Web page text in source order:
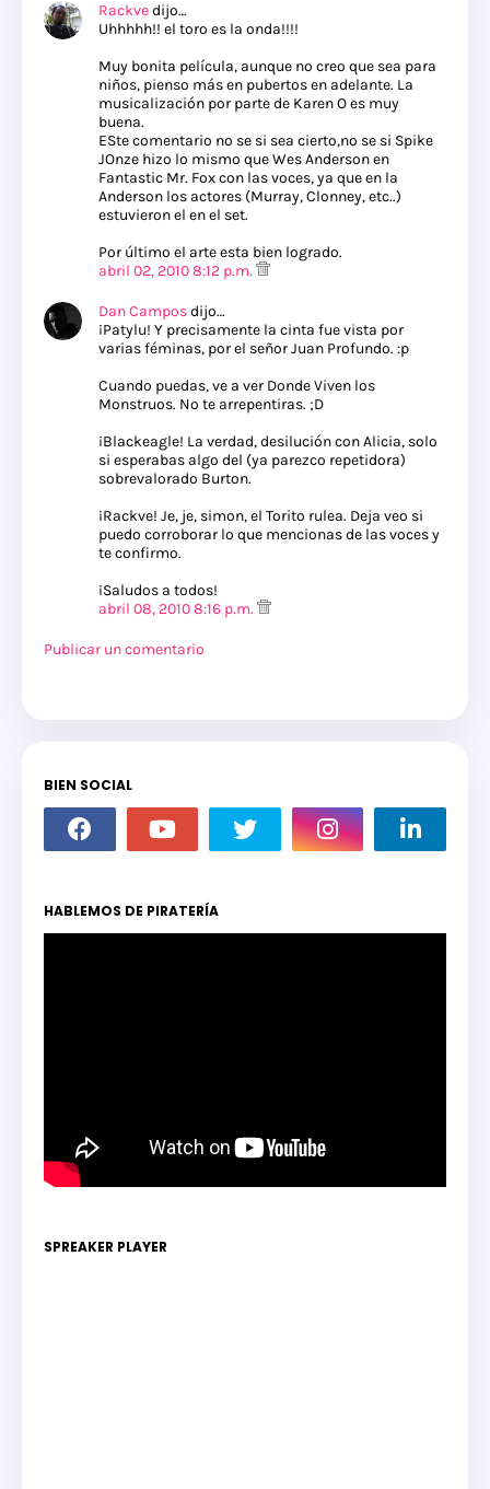
Rackvedijo…
Uhhhhh!! el toro es la onda!!!!
Muy bonita película, aunque no creo que sea para
niños, pienso más en pubertos en adelante. La
musicalización por parte de Karen O es muy
buena.
ESte comentario no se si sea cierto,no se si Spike
JOnze hizo lo mismo que Wes Anderson en
Fantastic Mr. Fox con las voces, ya que en la
Anderson los actores (Murray, Clonney, etc..)
estuvieron el en el set.
Por último el arte esta bien logrado.
abril 02, 2010 8:12 p.m.
Dan Camposdijo…
¡Patylu! Y precisamente la cinta fue vista por
varias féminas, por el señor Juan Profundo. :p
Cuando puedas, ve a ver Donde Viven los
Monstruos. No te arrepentiras. ;D
¡Blackeagle! La verdad, desilución con Alicia, solo
si esperabas algo del (ya parezco repetidora)
sobrevalorado Burton.
¡Rackve! Je, je, simon, el Torito rulea. Deja veo si
puedo corroborar lo que mencionas de las voces y
te confirmo.
¡Saludos a todos!
abril 08, 2010 8:16 p.m.
Publicar un comentario
BIEN SOCIAL
HABLEMOS DE PIRATERÍA
SPREAKER PLAYER